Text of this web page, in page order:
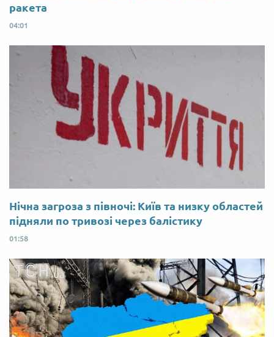
ракета
04:01
Нічна загроза з півночі: Київ та низку областей
підняли по тривозі через балістику
01:58